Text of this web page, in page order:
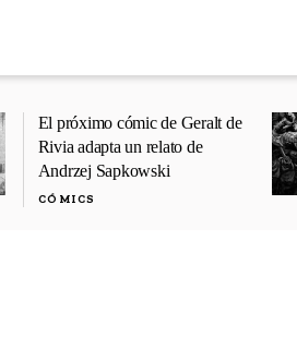
El próximo cómic de Geralt de
Rivia adapta un relato de
Andrzej Sapkowski
CÓMICS